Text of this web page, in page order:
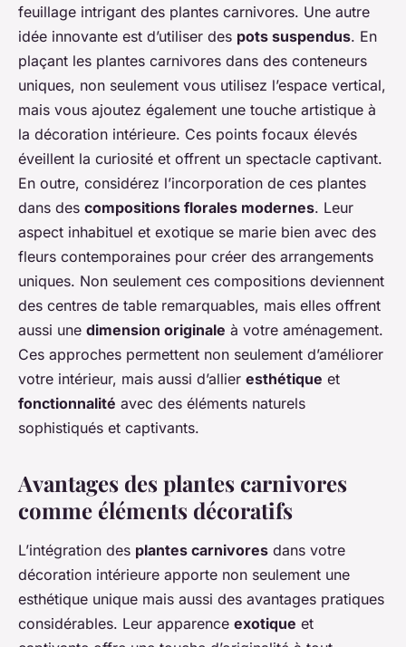
feuillage intrigant des plantes carnivores. Une autre
idée innovante est d’utiliser des pots suspendus. En
plaçant les plantes carnivores dans des conteneurs
uniques, non seulement vous utilisez l’espace vertical,
mais vous ajoutez également une touche artistique à
la décoration intérieure. Ces points focaux élevés
éveillent la curiosité et offrent un spectacle captivant.
En outre, considérez l’incorporation de ces plantes
dans des compositions florales modernes. Leur
aspect inhabituel et exotique se marie bien avec des
fleurs contemporaines pour créer des arrangements
uniques. Non seulement ces compositions deviennent
des centres de table remarquables, mais elles offrent
aussi une dimension originale à votre aménagement.
Ces approches permettent non seulement d’améliorer
votre intérieur, mais aussi d’allier esthétique et
fonctionnalité avec des éléments naturels
sophistiqués et captivants.
Avantages des plantes carnivores
comme éléments décoratifs
L’intégration des plantes carnivores dans votre
décoration intérieure apporte non seulement une
esthétique unique mais aussi des avantages pratiques
considérables. Leur apparence exotique et